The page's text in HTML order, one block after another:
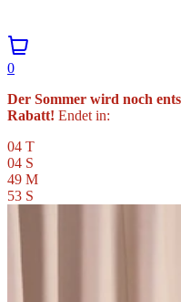
0
Der Sommer wird noch
Rabatt! Endet in:
04 T
04 S
49 M
51 S